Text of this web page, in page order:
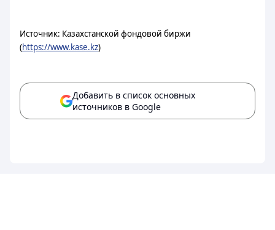
Источник: Казахстанской фондовой биржи
(https://www.kase.kz)
Добавить в список основных
источников в Google